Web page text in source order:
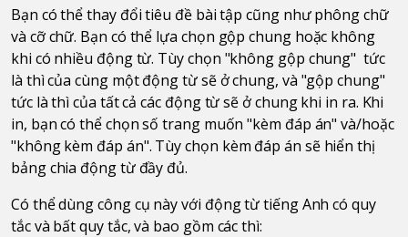
Bạn có thể thay đổi tiêu đề bài tập cũng như phông chữ
và cỡ chữ. Bạn có thể lựa chọn gộp chung hoặc không
khi có nhiều động từ. Tùy chọn "không gộp chung" tức
là thì của cùng một động từ sẽ ở chung, và "gộp chung"
tức là thì của tất cả các động từ sẽ ở chung khi in ra. Khi
in, bạn có thể chọn số trang muốn "kèm đáp án" và/hoặc
"không kèm đáp án". Tùy chọn kèm đáp án sẽ hiển thị
bảng chia động từ đầy đủ.
Có thể dùng công cụ này với động từ tiếng Anh có quy
tắc và bất quy tắc, và bao gồm các thì: